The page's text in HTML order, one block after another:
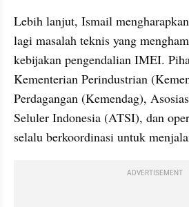
Lebih lanjut, Ismail
lagi masalah teknis yang
kebijakan pengendalian IMEI.
Kementerian Perindustrian
Perdagangan (Kemendag),
Seluler Indonesia (ATSI), dan
selalu berkoordinasi untuk
ADVERTISEMENT